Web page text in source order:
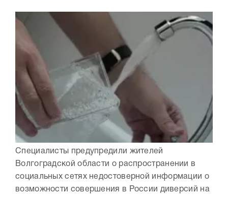
Специалисты предупредили жителей
Волгоградской области о распространении в
социальных сетях недостоверной информации о
возможности совершения в России диверсий на